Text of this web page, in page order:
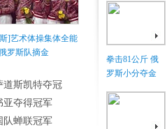
]艺术体操集体全能
罗斯队摘金
道斯凯特夺冠
亚夺得冠军
队蝉联冠军
拳击81公斤 俄
罗斯小分夺金